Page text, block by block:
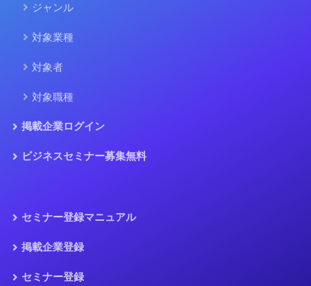
ジャンル
対象業種
対象者
対象職種
掲載企業ログイン
ビジネスセミナー募集無料
セミナー登録マニュアル
掲載企業登録
セミナー登録